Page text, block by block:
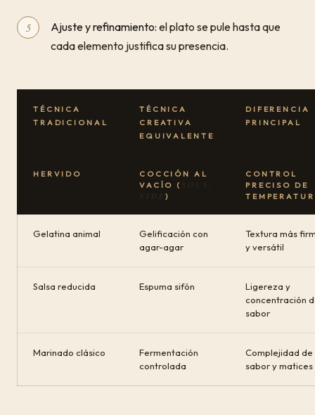
Ajuste y refinamiento: el plato se pule hasta que
cada elemento justifica su presencia.
TÉCNICA
TRADICIONAL
TÉCNICA
CREATIVA
EQUIVALENTE
DIFERENCIA
PRINCIPAL
HERVIDO
COCCIÓN AL
VACÍO (
VIDE)
CONTROL
PRECISO DE
Gelatina animal
Gelificación con
agar-agar
Textura más
y versátil
Salsa reducida Espuma sifón
Ligereza y
concentración
sabor
Marinado clásico
Fermentación
controlada
Complejidad de
sabor y matices